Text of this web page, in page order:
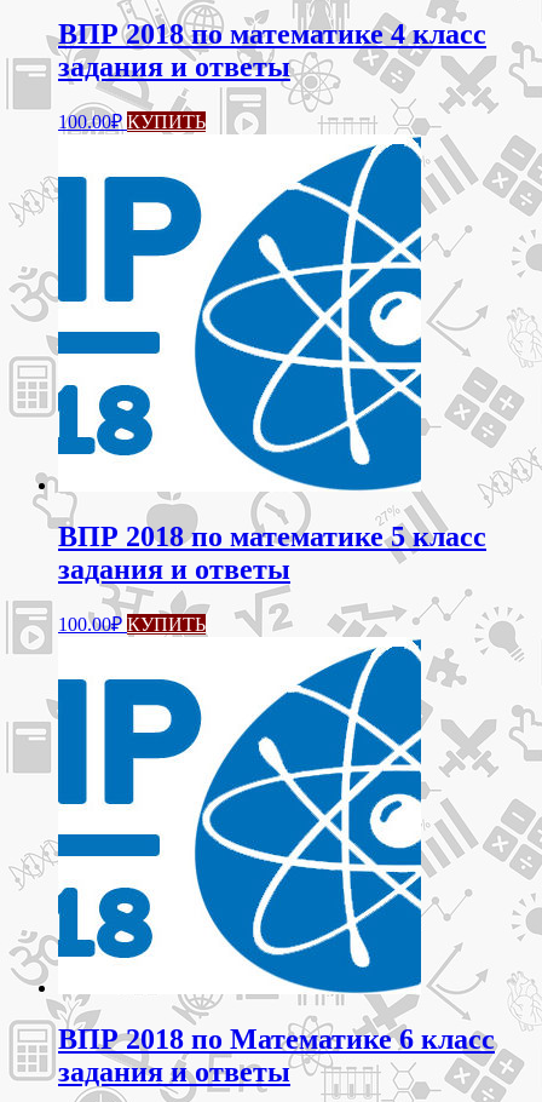
ВПР 2018 по математике 4 класс
задания и ответы
100.00₽ КУПИТЬ
ВПР 2018 по математике 5 класс
задания и ответы
100.00₽ КУПИТЬ
ВПР 2018 по Математике 6 класс
задания и ответы